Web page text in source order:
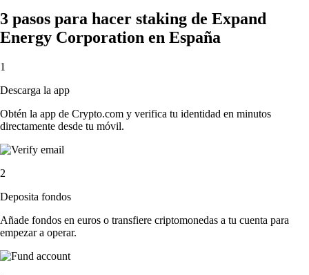
3 pasos para hacer staking de Expand
Energy Corporation en España
1
Descarga la app
Obtén la app de Crypto.com y verifica tu identidad en minutos
directamente desde tu móvil.
2
Deposita fondos
Añade fondos en euros o transfiere criptomonedas a tu cuenta para
empezar a operar.